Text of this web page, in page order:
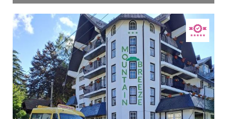
Ferma proprie
Foisor in curte
Frigider
Gradina / curte
Gratar
Inchirieri biciclete
Jacuzzi
Lac
Livada